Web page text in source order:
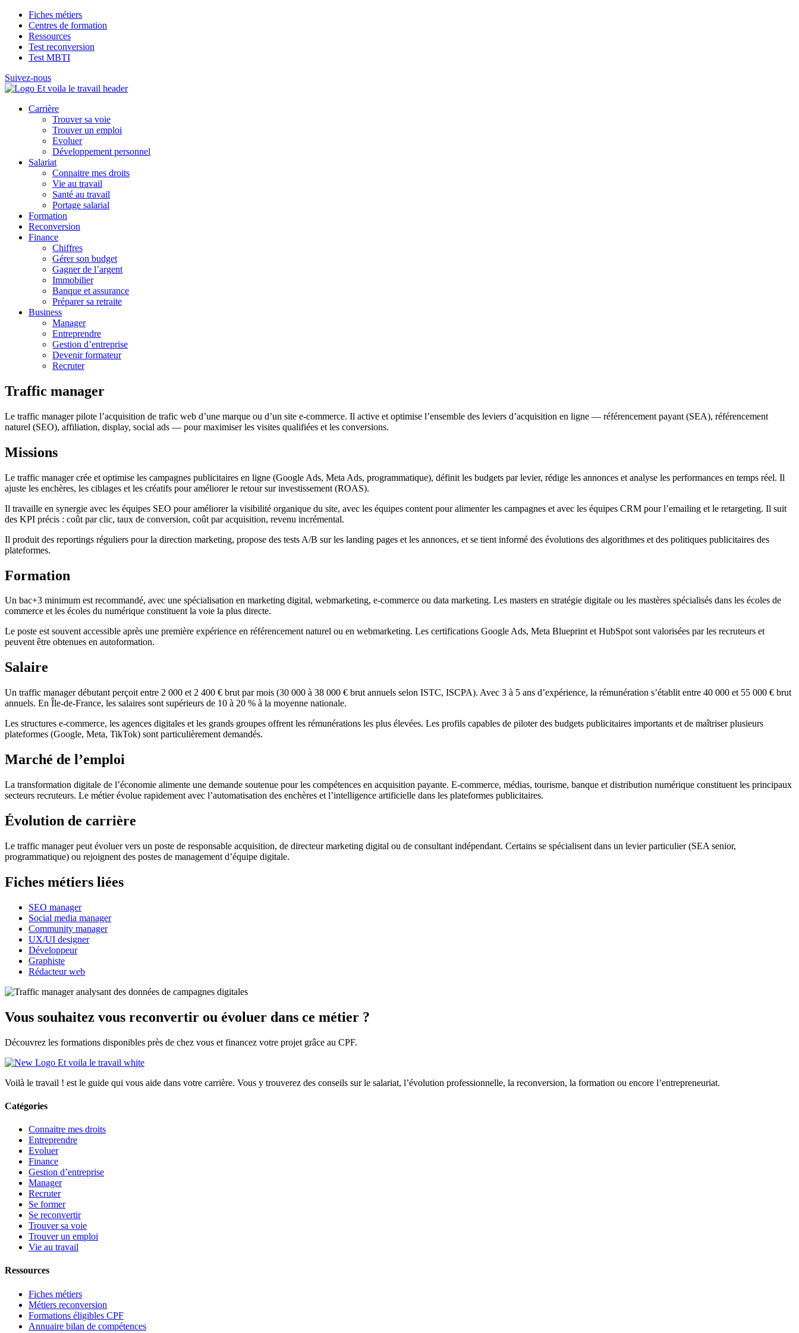
Fiches métiers
Centres de formation
Ressources
Test reconversion
Test MBTI
Suivez-nous
Carrière
Trouver sa voie
Trouver un emploi
Evoluer
Développement personnel
Salariat
Connaitre mes droits
Vie au travail
Santé au travail
Portage salarial
Formation
Reconversion
Finance
Chiffres
Gérer son budget
Gagner de l’argent
Immobilier
Banque et assurance
Préparer sa retraite
Business
Manager
Entreprendre
Gestion d’entreprise
Devenir formateur
Recruter
Traffic manager
Le traffic manager pilote l’acquisition de trafic web d’une marque ou d’un site e-commerce. Il active et optimise l’ensemble des leviers d’acquisition en ligne — référencement payant (SEA), référencement
naturel (SEO), affiliation, display, social ads — pour maximiser les visites qualifiées et les conversions.
Missions
Le traffic manager crée et optimise les campagnes publicitaires en ligne (Google Ads, Meta Ads, programmatique), définit les budgets par levier, rédige les annonces et analyse les performances en temps réel. Il
ajuste les enchères, les ciblages et les créatifs pour améliorer le retour sur investissement (ROAS).
Il travaille en synergie avec les équipes SEO pour améliorer la visibilité organique du site, avec les équipes content pour alimenter les campagnes et avec les équipes CRM pour l’emailing et le retargeting. Il suit
des KPI précis : coût par clic, taux de conversion, coût par acquisition, revenu incrémental.
Il produit des reportings réguliers pour la direction marketing, propose des tests A/B sur les landing pages et les annonces, et se tient informé des évolutions des algorithmes et des politiques publicitaires des
plateformes.
Formation
Un bac+3 minimum est recommandé, avec une spécialisation en marketing digital, webmarketing, e-commerce ou data marketing. Les masters en stratégie digitale ou les mastères spécialisés dans les écoles de
commerce et les écoles du numérique constituent la voie la plus directe.
Le poste est souvent accessible après une première expérience en référencement naturel ou en webmarketing. Les certifications Google Ads, Meta Blueprint et HubSpot sont valorisées par les recruteurs et
peuvent être obtenues en autoformation.
Salaire
Un traffic manager débutant perçoit entre 2 000 et 2 400 € brut par mois (30 000 à 38 000 € brut annuels selon ISTC, ISCPA). Avec 3 à 5 ans d’expérience, la rémunération s’établit entre 40 000 et 55 000 € brut
annuels. En Île-de-France, les salaires sont supérieurs de 10 à 20 % à la moyenne nationale.
Les structures e-commerce, les agences digitales et les grands groupes offrent les rémunérations les plus élevées. Les profils capables de piloter des budgets publicitaires importants et de maîtriser plusieurs
plateformes (Google, Meta, TikTok) sont particulièrement demandés.
Marché de l’emploi
La transformation digitale de l’économie alimente une demande soutenue pour les compétences en acquisition payante. E-commerce, médias, tourisme, banque et distribution numérique constituent les principaux
secteurs recruteurs. Le métier évolue rapidement avec l’automatisation des enchères et l’intelligence artificielle dans les plateformes publicitaires.
Évolution de carrière
Le traffic manager peut évoluer vers un poste de responsable acquisition, de directeur marketing digital ou de consultant indépendant. Certains se spécialisent dans un levier particulier (SEA senior,
programmatique) ou rejoignent des postes de management d’équipe digitale.
Fiches métiers liées
SEO manager
Social media manager
Community manager
UX/UI designer
Développeur
Graphiste
Rédacteur web
Vous souhaitez vous reconvertir ou évoluer dans ce métier ?
Découvrez les formations disponibles près de chez vous et financez votre projet grâce au CPF.
Voilà le travail ! est le guide qui vous aide dans votre carrière. Vous y trouverez des conseils sur le salariat, l’évolution professionnelle, la reconversion, la formation ou encore l’entrepreneuriat.
Catégories
Connaitre mes droits
Entreprendre
Evoluer
Finance
Gestion d’entreprise
Manager
Recruter
Se former
Se reconvertir
Trouver sa voie
Trouver un emploi
Vie au travail
Ressources
Fiches métiers
Métiers reconversion
Formations éligibles CPF
Annuaire bilan de compétences